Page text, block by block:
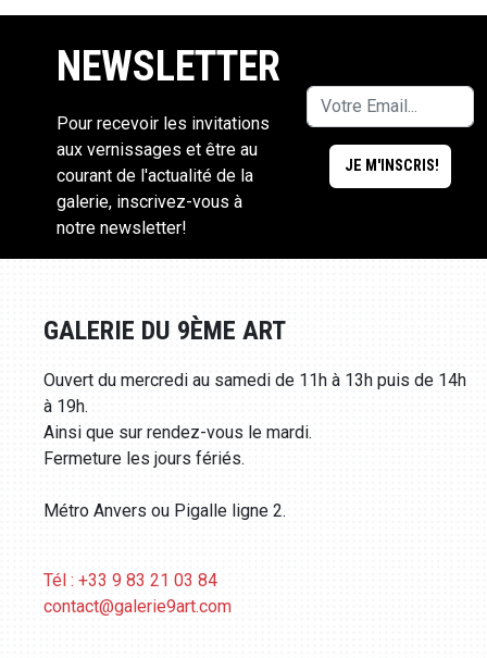
NEWSLETTER
Pour recevoir les invitations
aux vernissages et être au
courant de l'actualité de la
galerie, inscrivez-vous à
notre newsletter!
GALERIE DU 9ÈME ART
Ouvert du mercredi au samedi de 11h à 13h puis de 14h
à 19h.
Ainsi que sur rendez-vous le mardi.
Fermeture les jours fériés.
Métro Anvers ou Pigalle ligne 2.
Tél : +33 9 83 21 03 84
contact@galerie9art.com